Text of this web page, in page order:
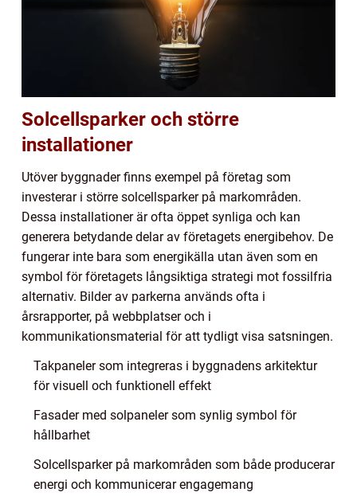
Solcellsparker och större
installationer
Utöver byggnader finns exempel på företag som
investerar i större solcellsparker på markområden.
Dessa installationer är ofta öppet synliga och kan
generera betydande delar av företagets energibehov. De
fungerar inte bara som energikälla utan även som en
symbol för företagets långsiktiga strategi mot fossilfria
alternativ. Bilder av parkerna används ofta i
årsrapporter, på webbplatser och i
kommunikationsmaterial för att tydligt visa satsningen.
Takpaneler som integreras i byggnadens arkitektur
för visuell och funktionell effekt
Fasader med solpaneler som synlig symbol för
hållbarhet
Solcellsparker på markområden som både producerar
energi och kommunicerar engagemang